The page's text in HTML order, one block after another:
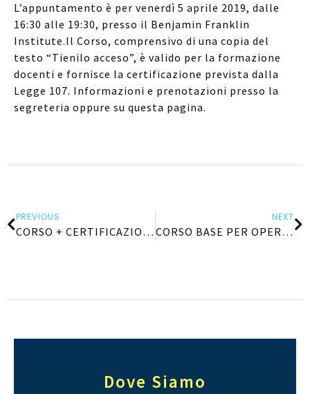
Dove Siamo
L’appuntamento è per venerdì 5 aprile 2019, dalle
16:30 alle 19:30, presso il Benjamin Franklin
Institute.Il Corso, comprensivo di una copia del
testo “Tienilo acceso”, è valido per la formazione
docenti e fornisce la certificazione prevista dalla
Legge 107. Informazioni e prenotazioni presso la
segreteria oppure su questa pagina.
PREVIOUS
CORSO + CERTIFICAZIONE EIPASS 7 MODULI – 11^ EDIZIONE
NEXT
CORSO BASE PER OPERATORI ABA – 12^ EDIZIONE